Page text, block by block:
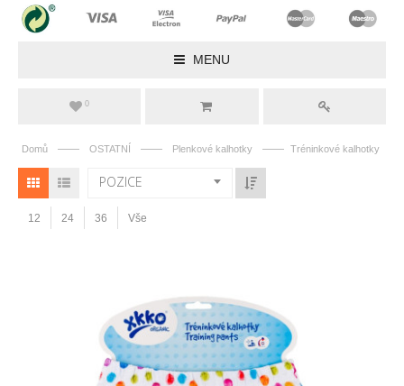
MENU
0
Domů —— OSTATNÍ —— Plenkové kalhotky —— Tréninkové kalhotky
POZICE
12 24 36 Vše